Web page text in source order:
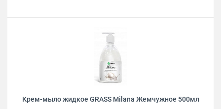
Крем-мыло жидкое GRASS Milana Жемчужное 500мл